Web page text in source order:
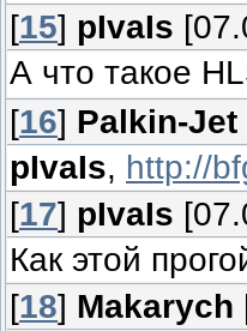
[15] pIvaIs
А что такое
[16] Palkin-Jet
pIvaIs, http://
[17] pIvaIs
Как этой
[18] Makarych